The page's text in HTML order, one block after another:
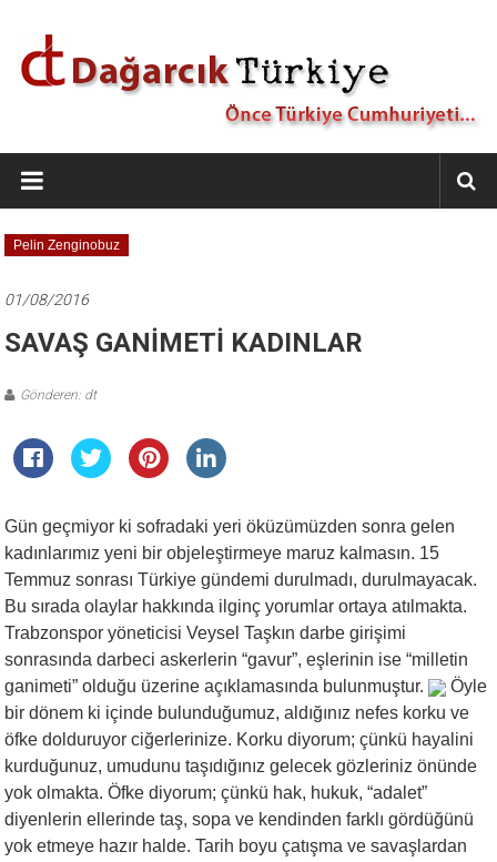
Dağarcık
Türkiye
Önce
Türkiye
Pelin Zenginobuz
01/08/2016
SAVAŞ GANİMETİ KADINLAR
Gönderen: dt
Gün geçmiyor ki sofradaki yeri öküzümüzden sonra gelen
kadınlarımız yeni bir objeleştirmeye maruz kalmasın. 15
Temmuz sonrası Türkiye gündemi durulmadı, durulmayacak.
Bu sırada olaylar hakkında ilginç yorumlar ortaya atılmakta.
Trabzonspor yöneticisi Veysel Taşkın darbe girişimi
sonrasında darbeci askerlerin “gavur”, eşlerinin ise “milletin
ganimeti” olduğu üzerine açıklamasında bulunmuştur.
Öyle
bir dönem ki içinde bulunduğumuz, aldığınız nefes korku ve
öfke dolduruyor ciğerlerinize. Korku diyorum; çünkü hayalini
kurduğunuz, umudunu taşıdığınız gelecek gözleriniz önünde
yok olmakta. Öfke diyorum; çünkü hak, hukuk, “adalet”
diyenlerin ellerinde taş, sopa ve kendinden farklı gördüğünü
yok etmeye hazır halde. Tarih boyu çatışma ve savaşlardan